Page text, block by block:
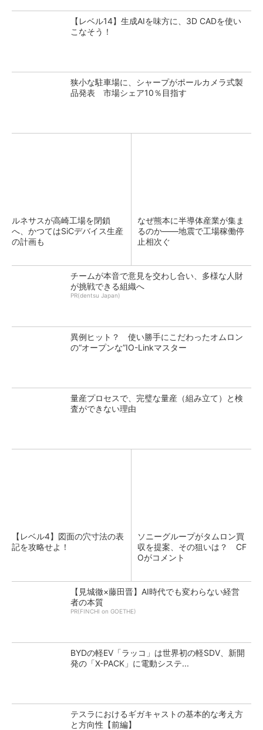
【レベル14】生成AIを味方に、3D CADを使い
こなそう！
狭小な駐車場に、シャープがポールカメラ式製
品発表 市場シェア10％目指す
ルネサスが高崎工場を閉鎖
へ、かつてはSiCデバイス生産
の計画も
なぜ熊本に半導体産業が集ま
るのか――地震で工場稼働停
止相次ぐ
チームが本音で意見を交わし合い、多様な人財
が挑戦できる組織へ
PR(dentsu Japan)
異例ヒット？ 使い勝手にこだわったオムロン
の“オープンな”IO-Linkマスター
量産プロセスで、完璧な量産（組み立て）と検
査ができない理由
【レベル4】図面の穴寸法の表
記を攻略せよ！
ソニーグループがタムロン買
収を提案、その狙いは？ CF
Oがコメント
【見城徹×藤田晋】AI時代でも変わらない経営
者の本質
PR(FINCHI on GOETHE)
BYDの軽EV「ラッコ」は世界初の軽SDV、新開
発の「X-PACK」に電動システ...
テスラにおけるギガキャストの基本的な考え方
と方向性【前編】